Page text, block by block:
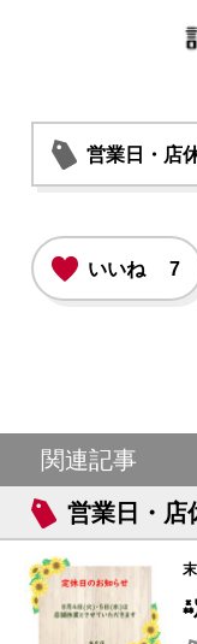
営業日・店
いいね 7
関連記事
営業日・店